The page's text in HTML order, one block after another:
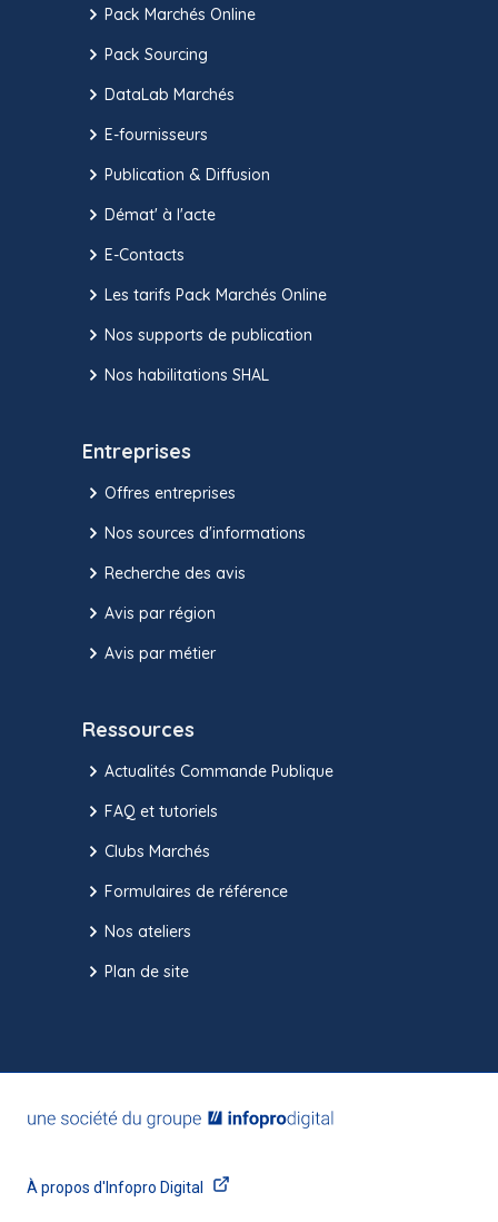
Pack Marchés Online
Pack Sourcing
DataLab Marchés
E-fournisseurs
Publication & Diffusion
Démat' à l'acte
E-Contacts
Les tarifs Pack Marchés Online
Nos supports de publication
Nos habilitations SHAL
Entreprises
Offres entreprises
Nos sources d'informations
Recherche des avis
Avis par région
Avis par métier
Ressources
Actualités Commande Publique
FAQ et tutoriels
Clubs Marchés
Formulaires de référence
Nos ateliers
Plan de site